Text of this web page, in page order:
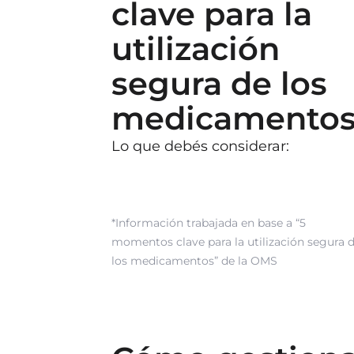
clave para la
utilización
segura de los
Lo que debés considerar:
*Información trabajada en base a “5
momentos clave para la utilización segura
los medicamentos” de la OMS